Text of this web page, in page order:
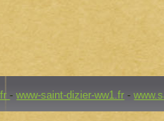
-www-saint-dizier-ww1.fr -